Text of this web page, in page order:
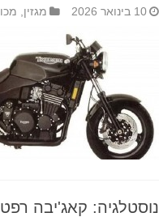
10 בינואר 2026 מגזין,
נוסטלגיה: קאג'יבה